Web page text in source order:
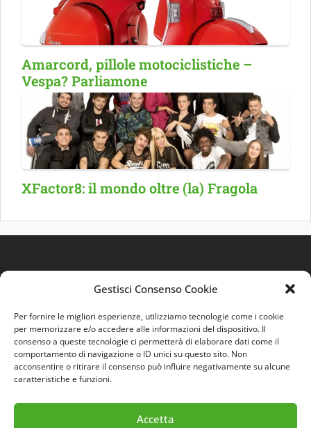
Gestisci Consenso Cookie
Per fornire le migliori esperienze, utilizziamo tecnologie come i cookie
per memorizzare e/o accedere alle informazioni del dispositivo. Il
consenso a queste tecnologie ci permetterà di elaborare dati come il
comportamento di navigazione o ID unici su questo sito. Non
acconsentire o ritirare il consenso può influire negativamente su alcune
caratteristiche e funzioni.
Accetta
Amarcord, pillole motociclistiche –
Vespa? Parliamone
XFactor8: il mondo oltre (la) Fragola
Quest'opera è distribuita con LicenzaCreative
Commons 3.0 Italia.